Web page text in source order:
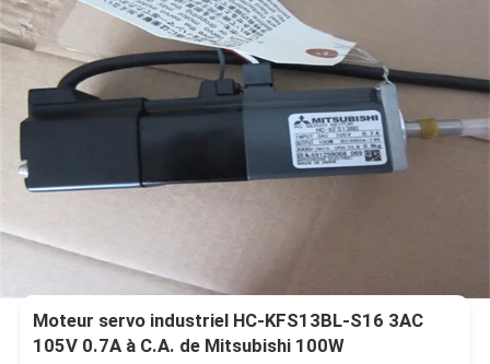
Moteur servo industriel HC-KFS13BL-S16 3AC
105V 0.7A à C.A. de Mitsubishi 100W